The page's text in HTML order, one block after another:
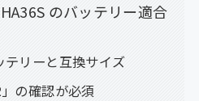
のバッテリー適合
テリーと互換サイズ
の確認が必須